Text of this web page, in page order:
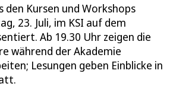
den Kursen und Workshops
23. Juli, im KSI auf dem
Ab 19.30 Uhr zeigen die
während der Akademie
Lesungen geben Einblicke in